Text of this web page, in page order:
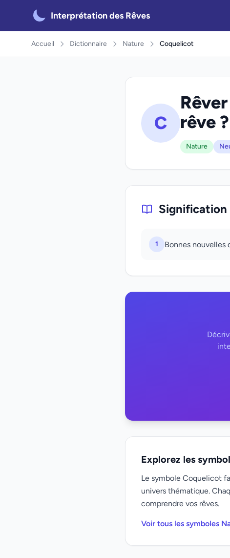
Interprétation des Rêves
Accueil Dictionnaire Nature Coquelicot
C
rêve ?
Nature
Signification
1 Bonnes nouvelles
Explorez les
Le symbole Coquelicot
univers thématique.
comprendre vos rêves.
Voir tous les symboles